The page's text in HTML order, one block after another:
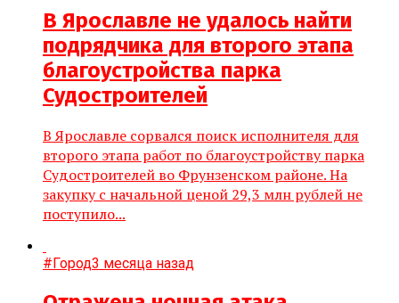
В Ярославле не удалось найти
подрядчика для второго этапа
благоустройства парка
Судостроителей
В Ярославле сорвался поиск исполнителя для
второго этапа работ по благоустройству парка
Судостроителей во Фрунзенском районе. На
закупку с начальной ценой 29,3 млн рублей не
поступило...
#Город3 месяца назад